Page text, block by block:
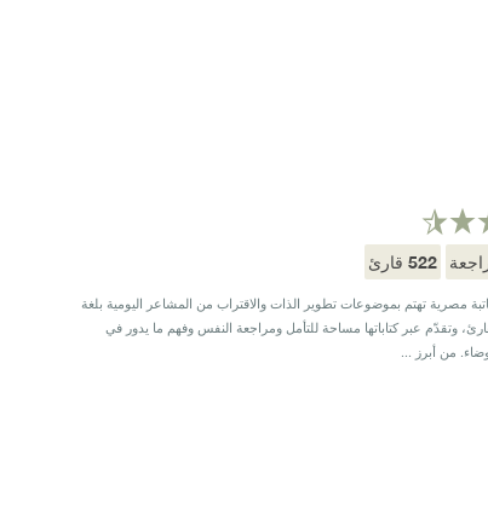
522 قارئ
مصرية تهتم بموضوعات تطوير الذات والاقتراب من المشاعر اليومية بلغة
وتقدّم عبر كتاباتها مساحة للتأمل ومراجعة النفس وفهم ما يدور في
من أبرز ...